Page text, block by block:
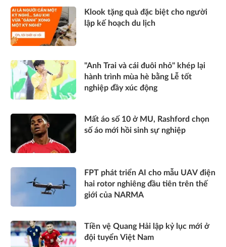
Klook tặng quà đặc biệt cho người
lập kế hoạch du lịch
"Anh Trai và cái đuôi nhỏ" khép lại
hành trình mùa hè bằng Lễ tốt
nghiệp đầy xúc động
Mất áo số 10 ở MU, Rashford chọn
số áo mới hồi sinh sự nghiệp
FPT phát triển AI cho mẫu UAV điện
hai rotor nghiêng đầu tiên trên thế
giới của NARMA
Tiền vệ Quang Hải lập kỷ lục mới ở
đội tuyển Việt Nam